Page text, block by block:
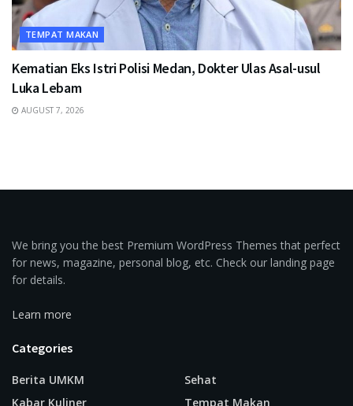
TEMPAT MAKAN
Kematian Eks Istri Polisi Medan, Dokter Ulas Asal-usul
Luka Lebam
AUGUST 7, 2026
We bring you the best Premium WordPress Themes that perfect
for news, magazine, personal blog, etc. Check our landing page
for details.
Learn more
Categories
Berita UMKM
Kabar Kuliner
Sehat
Tempat Makan